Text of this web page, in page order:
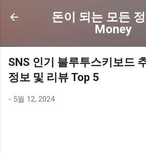
기본 콘텐츠로 건너
돈이 되는 모든 정
Money
SNS 인기 블루투스키보드
정보 및 리뷰 Top 5
- 5월 12, 2024